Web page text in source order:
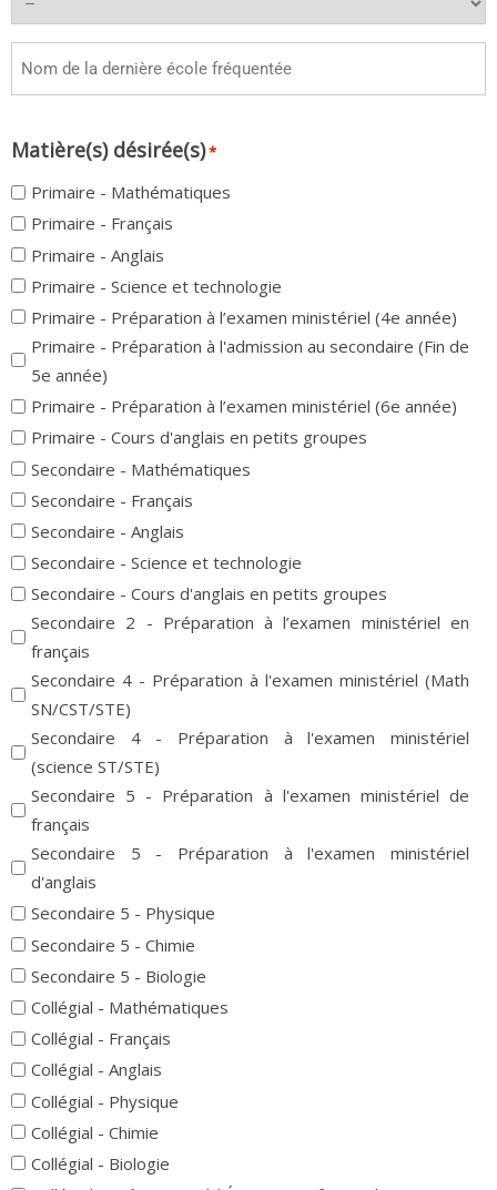
Matière(s) désirée(s)*
Primaire - Mathématiques
Primaire - Français
Primaire - Anglais
Primaire - Science et technologie
Primaire - Préparation à l’examen ministériel (4e année)
Primaire - Préparation à l'admission au secondaire (Fin de
5e année)
Primaire - Préparation à l’examen ministériel (6e année)
Primaire - Cours d'anglais en petits groupes
Secondaire - Mathématiques
Secondaire - Français
Secondaire - Anglais
Secondaire - Science et technologie
Secondaire - Cours d'anglais en petits groupes
Secondaire 2 - Préparation à l’examen ministériel en
français
Secondaire 4 - Préparation à l'examen ministériel (Math
SN/CST/STE)
Secondaire 4 - Préparation à l'examen ministériel
(science ST/STE)
Secondaire 5 - Préparation à l'examen ministériel de
français
Secondaire 5 - Préparation à l'examen ministériel
d'anglais
Secondaire 5 - Physique
Secondaire 5 - Chimie
Secondaire 5 - Biologie
Collégial - Mathématiques
Collégial - Français
Collégial - Anglais
Collégial - Physique
Collégial - Chimie
Collégial - Biologie